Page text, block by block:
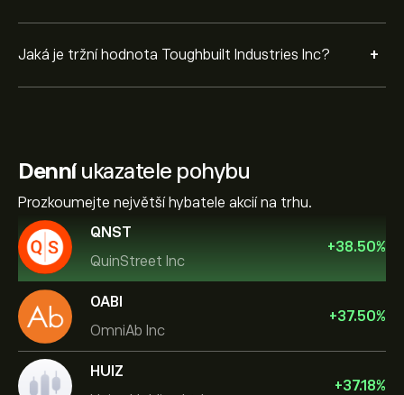
Jaká je tržní hodnota Toughbuilt Industries Inc? +
Denníukazatele pohybu
Prozkoumejte největší hybatele akcií na trhu.
QNST
QuinStreet Inc
+38.50%
OABI
OmniAb Inc
+37.50%
HUIZ
+37.18%